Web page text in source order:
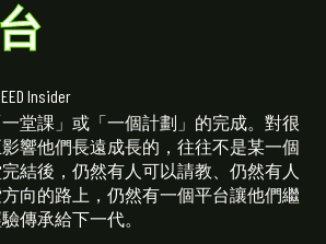
Insider
堂課」或「一個計劃」的完成。對很
響他們長遠成長的，往往不是某一個
結後，仍然有人可以請教、仍然有人
向的路上，仍然有一個平台讓他們繼
傳承給下一代。